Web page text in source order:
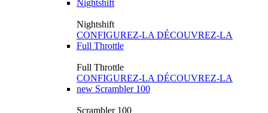
Nightshift
Nightshift
CONFIGUREZ-LA DÉCOUVREZ-LA
Full Throttle
Full Throttle
CONFIGUREZ-LA DÉCOUVREZ-LA
new Scrambler 100
Scrambler 100